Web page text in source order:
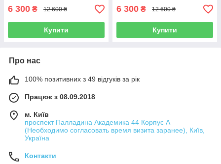
6 300 ₴ 12 600 ₴
Купити
6 300 ₴ 12 600 ₴
Купити
Про нас
100% позитивних з 49 відгуків за рік
Працює з 08.09.2018
м. Київ
проспект Палладина Академика 44 Корпус А
(Необходимо согласовать время визита заранее), Київ,
Україна
Контакти